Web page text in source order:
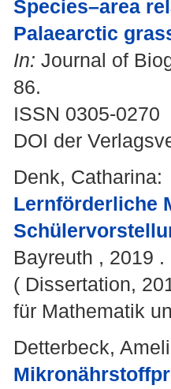
Species–area
Palaearctic
In: Journal of
86.
ISSN 0305-0270
DOI der
Denk, Catharina:
Lernförderliche
Bayreuth , 2019
( Dissertation,
für Mathematik
Detterbeck,